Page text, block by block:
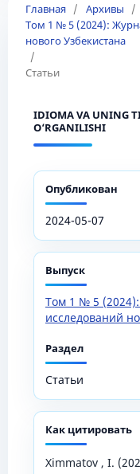
Главная / Архивы
/
Том 1 № 5 (2024):
нового Узбекистана
/
Статьи
IDIOMA VA UNING
O‘RGANILISHI
Опубликован
2024-05-07
Выпуск
Том 1 № 5
исследований
Раздел
Статьи
Как цитировать
Ximmatov , I.